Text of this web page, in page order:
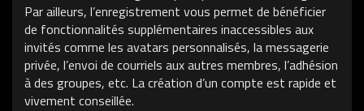
Par ailleurs, l’enregistrement vous permet de bénéficier
de fonctionnalités supplémentaires inaccessibles aux
invités comme les avatars personnalisés, la messagerie
privée, l’envoi de courriels aux autres membres, l’adhésion
à des groupes, etc. La création d’un compte est rapide et
vivement conseillée.